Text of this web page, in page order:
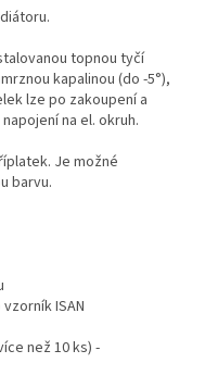
topnou tyčí
kapalinou (do -5°),
lze po zakoupení a
na el. okruh.
Je možné
barvu.
ISAN
než 10 ks) -